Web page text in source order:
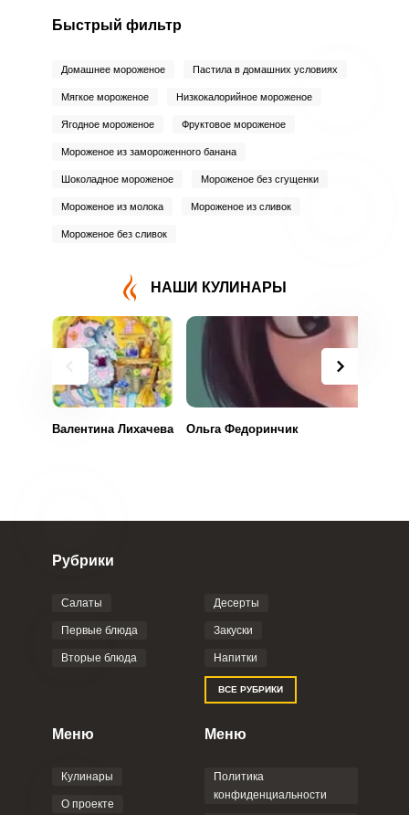
Быстрый фильтр
Домашнее мороженое Пастила в домашних условиях
Мягкое мороженое Низкокалорийное мороженое
Ягодное мороженое Фруктовое мороженое
Мороженое из замороженного банана
Шоколадное мороженое Мороженое без сгущенки
Мороженое из молока Мороженое из сливок
Мороженое без сливок
НАШИ КУЛИНАРЫ
Валентина Лихачева Ольга Федоринчик
Рубрики
Салаты
Первые блюда
Вторые блюда
Десерты
Закуски
Напитки
ВСЕ РУБРИКИ
Меню
Кулинары
О проекте
Меню
Политика
конфиденциальности